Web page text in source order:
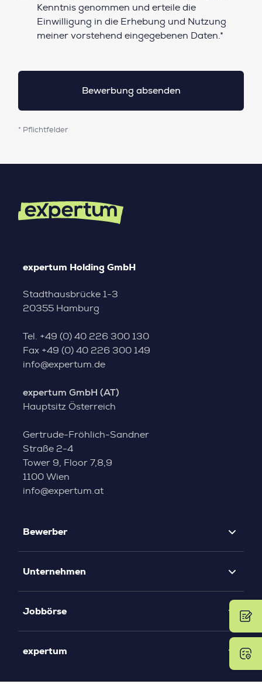
Datenschutz*
Kenntnis genommen und erteile die
Einwilligung in die Erhebung und Nutzung
meiner vorstehend eingegebenen Daten.*
* Pflichtfelder
expertum Holding GmbH
Stadthausbrücke 1-3
20355 Hamburg
Tel. +49 (0) 40 226 300 130
Fax +49 (0) 40 226 300 149
info@expertum.de
expertum GmbH (AT)
Hauptsitz Österreich
Gertrude-Fröhlich-Sandner
Straße 2-4
Tower 9, Floor 7,8,9
1100 Wien
info@expertum.at
Bewerber
Unternehmen
Jobbörse
expertum